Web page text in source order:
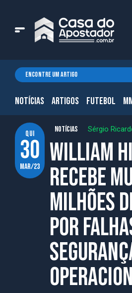
NOTÍCIAS ARTIGOS FUTEBOL
qui
30
mar/23
NOTÍCIAS Sérgio
William
recebe
milhões
por